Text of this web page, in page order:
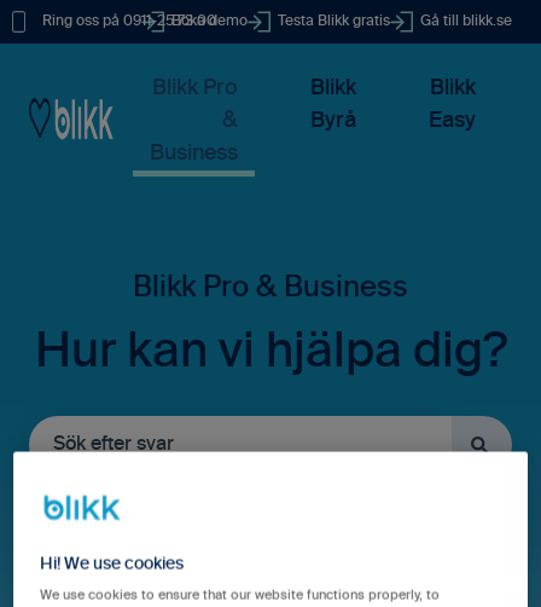
Ring oss på 0911-25 73 00
Boka demo Testa Blikk gratis Gå till blikk.se
Blikk Pro
&
Business
Blikk
Byrå
Blikk
Easy
Hur kan vi hjälpa dig?
Hi! We use cookies
We use cookies to ensure that our website functions properly, to